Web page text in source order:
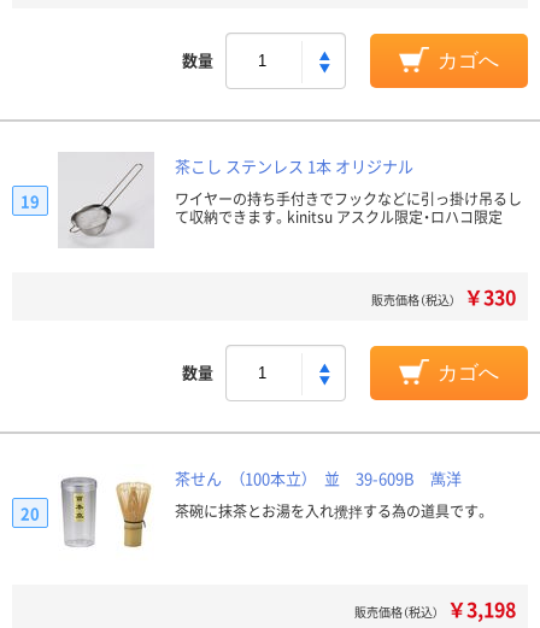
数量 カゴへ
茶こし ステンレス 1本 オリジナル
ワイヤーの持ち手付きでフックなどに引っ掛け吊るし
て収納できます。kinitsu アスクル限定・ロハコ限定
19
販売価格（税込） ￥330
数量 カゴへ
茶せん （100本立） 並 39-609B 萬洋
茶碗に抹茶とお湯を入れ攪拌する為の道具です。
20
販売価格（税込） ￥3,198